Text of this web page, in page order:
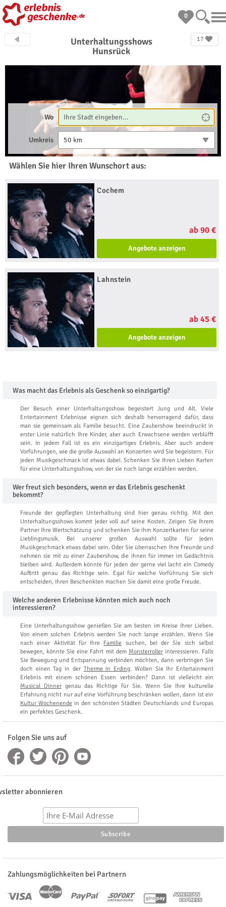
0
17
Unterhaltungsshows
Hunsrück
Wo
Umkreis 50 km
Wählen Sie hier Ihren Wunschort aus:
Cochem
ab 90 €
Angebote anzeigen
Lahnstein
ab 45 €
Angebote anzeigen
Was macht das Erlebnis als Geschenk so einzigartig?
Der Besuch einer Unterhaltungsshow begeistert Jung und Alt. Viele
Entertainment Erlebnisse eignen sich deshalb hervorragend dafür, dass
man sie gemeinsam als Familie besucht. Eine Zaubershow beeindruckt in
erster Linie natürlich Ihre Kinder, aber auch Erwachsene werden verblüfft
sein. In jedem Fall ist es ein einzigartiges Erlebnis. Aber auch andere
Vorführungen, wie die große Auswahl an Konzerten wird Sie begeistern. Für
jeden Musikgeschmack ist etwas dabei. Schenken Sie Ihren Lieben Karten
für eine Unterhaltungsshow, von der sie noch lange erzählen werden.
Wer freut sich besonders, wenn er das Erlebnis geschenkt
bekommt?
Freunde der gepflegten Unterhaltung sind hier genau richtig. Mit den
Unterhaltungsshows kommt jeder voll auf seine Kosten. Zeigen Sie Ihrem
Partner Ihre Wertschätzung und schenken Sie ihm Konzertkarten für seine
Lieblingsmusik. Bei unserer großen Auswahl sollte für jeden
Musikgeschmack etwas dabei sein. Oder Sie überraschen Ihre Freunde und
nehmen sie mit zu einer Zaubershow, die ihnen für immer im Gedächtnis
bleiben wird. Außerdem könnte für jeden der gerne viel lacht ein Comedy
Auftritt genau das Richtige sein. Egal für welche Vorführung Sie sich
entscheiden, Ihren Beschenkten machen Sie damit eine große Freude.
Welche anderen Erlebnisse könnten mich auch noch
interessieren?
Eine Unterhaltungsshow genießen Sie am besten im Kreise Ihrer Lieben.
Von einem solchen Erlebnis werden Sie noch lange erzählen. Wenn Sie
nach einer Aktivität für Ihre Familie suchen, bei der Sie sich selbst
bewegen, könnte Sie eine Fahrt mit dem Monsterrollerinteressieren. Falls
Sie Bewegung und Entspannung verbinden möchten, dann verbringen Sie
doch einen Tag in der Therme in Erding. Wollen Sie Ihr Entertainment
Erlebnis mit einem schönen Essen verbinden? Dann ist vielleicht ein
Musical Dinnergenau das Richtige für Sie. Wenn Sie Ihre kulturelle
Erfahrung nicht nur auf eine Vorführung beschränken wollen, dann ist ein
Kultur Wochenendein den schönsten Städten Deutschlands und Europas
ein perfektes Geschenk.
Folgen Sie uns auf
abonnieren
Zahlungsmöglichkeiten bei Partnern